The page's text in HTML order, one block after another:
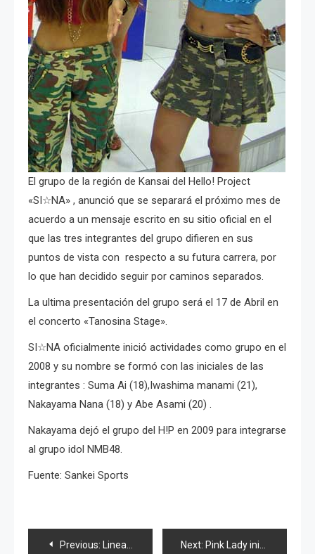
El grupo de la región de Kansai del Hello! Project
«SI☆NA» , anunció que se separará el próximo mes de
acuerdo a un mensaje escrito en su sitio oficial en el
que las tres integrantes del grupo difieren en sus
puntos de vista con respecto a su futura carrera, por
lo que han decidido seguir por caminos separados.
La ultima presentación del grupo será el 17 de Abril en
el concerto «Tanosina Stage».
SI☆NA oficialmente inició actividades como grupo en el
2008 y su nombre se formó con las iniciales de las
integrantes : Suma Ai (18),Iwashima manami (21),
Nakayama Nana (18) y Abe Asami (20) .
Nakayama dejó el grupo del H!P en 2009 para integrarse
al grupo idol NMB48.
Fuente: Sankei Sports
Navegación
Previous: Linea de trenes instala camaras «antichikan» Next: Pink Lady inicia gira nacional